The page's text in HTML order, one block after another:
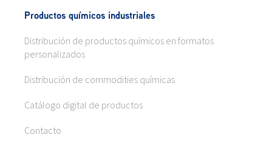
Productos químicos industriales
Distribución de productos químicos en formatos
personalizados
Distribución de commodities químicas
Catálogo digital de productos
Contacto